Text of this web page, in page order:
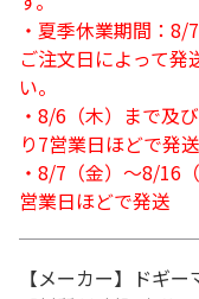
・夏季休業期間：8/
ご注文日によって発
い。
・8/6（木）まで及
り7営業日ほどで発送
・8/7（金）～8/16
営業日ほどで発送
【メーカー】ドギ